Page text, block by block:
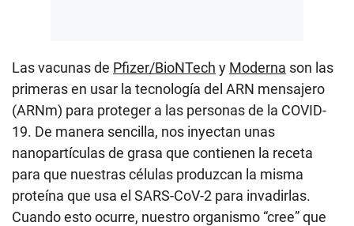
Las vacunas de Pfizer/BioNTech y Moderna son las
primeras en usar la tecnología del ARN mensajero
(ARNm) para proteger a las personas de la COVID-
19. De manera sencilla, nos inyectan unas
nanopartículas de grasa que contienen la receta
para que nuestras células produzcan la misma
proteína que usa el SARS-CoV-2 para invadirlas.
Cuando esto ocurre, nuestro organismo “cree” que